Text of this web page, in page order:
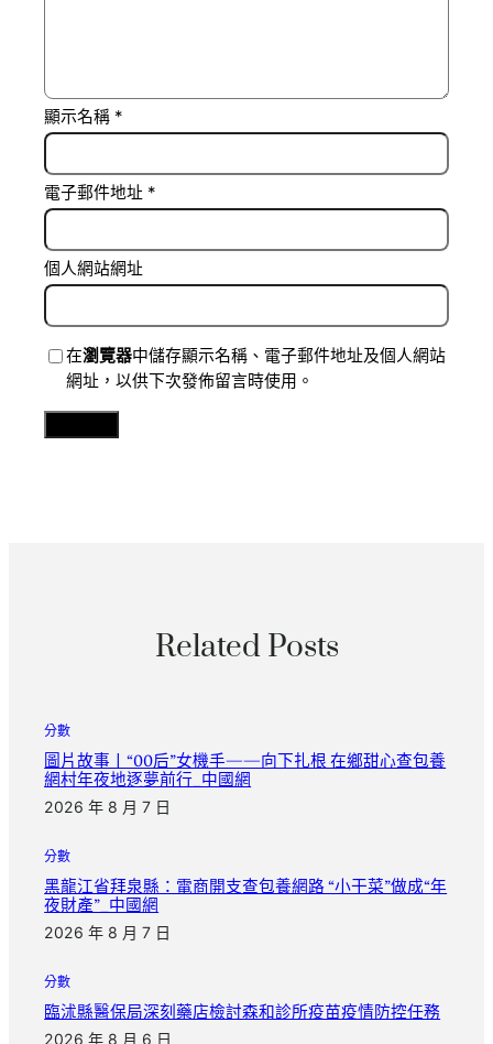
顯示名稱 *
電子郵件地址 *
個人網站網址
在瀏覽器中儲存顯示名稱、電子郵件地址及個人網站
網址，以供下次發佈留言時使用。
Related Posts
分數
圖片故事丨“00后”女機手——向下扎根 在鄉甜心查包養
網村年夜地逐夢前行_中國網
2026 年 8 月 7 日
分數
黑龍江省拜泉縣：電商開支查包養網路 “小干菜”做成“年
夜財產”_中國網
2026 年 8 月 7 日
分數
臨沭縣醫保局深刻藥店檢討森和診所疫苗疫情防控任務
2026 年 8 月 6 日